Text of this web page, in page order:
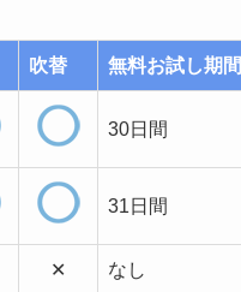
吹替 無料お試し期間
30日間
31日間
✕ なし